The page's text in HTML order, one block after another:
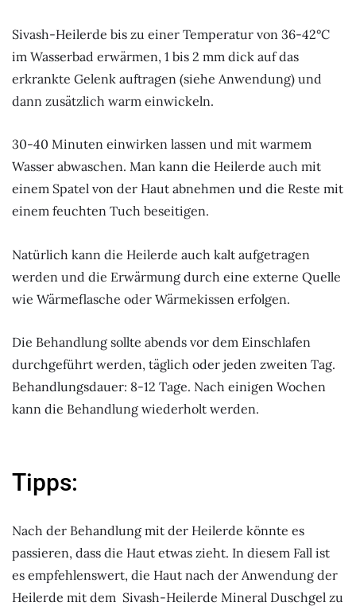
Sivash-Heilerde bis zu einer Temperatur von 36-42°С
im Wasserbad erwärmen, 1 bis 2 mm dick auf das
erkrankte Gelenk auftragen (siehe Anwendung) und
dann zusätzlich warm einwickeln.
30-40 Minuten einwirken lassen und mit warmem
Wasser abwaschen. Man kann die Heilerde auch mit
einem Spatel von der Haut abnehmen und die Reste mit
einem feuchten Tuch beseitigen.
Natürlich kann die Heilerde auch kalt aufgetragen
werden und die Erwärmung durch eine externe Quelle
wie Wärmeflasche oder Wärmekissen erfolgen.
Die Behandlung sollte abends vor dem Einschlafen
durchgeführt werden, täglich oder jeden zweiten Tag.
Behandlungsdauer: 8-12 Tage. Nach einigen Wochen
kann die Behandlung wiederholt werden.
Tipps:
Nach der Behandlung mit der Heilerde könnte es
passieren, dass die Haut etwas zieht. In diesem Fall ist
es empfehlenswert, die Haut nach der Anwendung der
Heilerde mit dem Sivash-Heilerde Mineral Duschgel zu